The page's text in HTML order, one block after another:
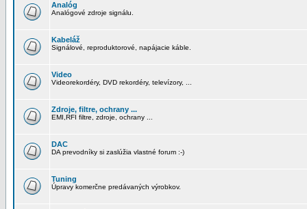
Analóg
Analógové zdroje signálu.
Kabeláž
Signálové, reproduktorové, napájacie káble.
Video
Videorekordéry, DVD rekordéry, televízory, ...
Zdroje, filtre, ochrany ...
EMI,RFI filtre, zdroje, ochrany ...
DAC
DA prevodníky si zaslúžia vlastné forum :-)
Tuning
Úpravy komerčne predávaných výrobkov.